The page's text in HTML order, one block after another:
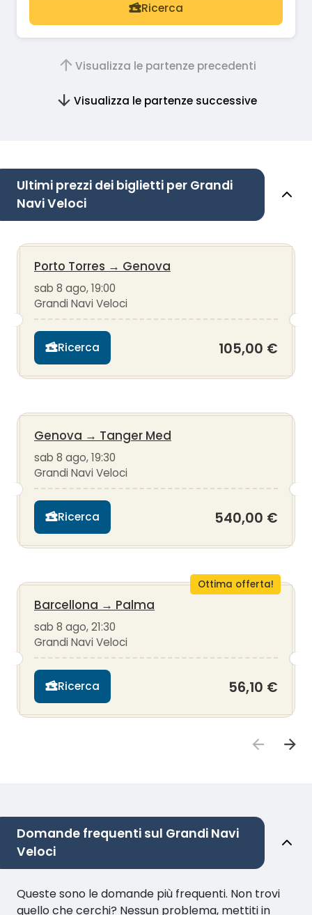
Ricerca
Visualizza le partenze precedenti
Visualizza le partenze successive
Ultimi prezzi dei biglietti per Grandi
Navi Veloci
Porto Torres → Genova
sab 8 ago, 19:00
Grandi Navi Veloci
Ricerca 105,00 €
Genova → Tanger Med
sab 8 ago, 19:30
Grandi Navi Veloci
Ricerca 540,00 €
Ottima offerta!
Barcellona → Palma
sab 8 ago, 21:30
Grandi Navi Veloci
Ricerca 56,10 €
Domande frequenti sul Grandi Navi
Veloci
Queste sono le domande più frequenti. Non trovi
quello che cerchi? Nessun problema, mettiti in